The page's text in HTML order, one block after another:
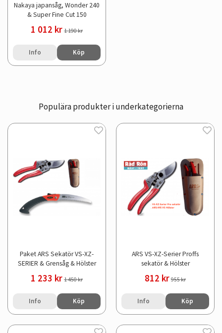
Nakaya japansåg, Wonder 240
& Super Fine Cut 150
1 012 kr 1 190 kr
Info Köp
Populära produkter i underkategorierna
Paket ARS Sekatör VS-XZ-
SERIER & Grensåg & Hölster
1 233 kr 1 450 kr
Info Köp
ARS VS-XZ-Serier Proffs
sekatör & Hölster
812 kr 955 kr
Info Köp